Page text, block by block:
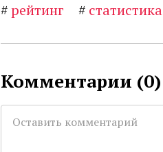
#рейтинг # статистика
Комментарии (0)